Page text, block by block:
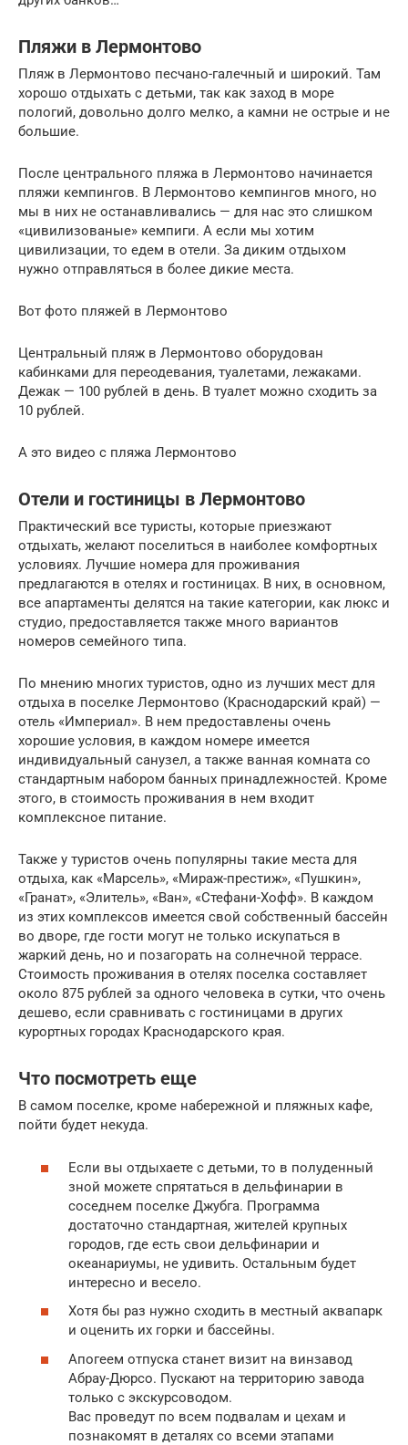
Пляжи в Лермонтово
Пляж в Лермонтово песчано-галечный и широкий. Там
хорошо отдыхать с детьми, так как заход в море
пологий, довольно долго мелко, а камни не острые и не
большие.
После центрального пляжа в Лермонтово начинается
пляжи кемпингов. В Лермонтово кемпингов много, но
мы в них не останавливались — для нас это слишком
«цивилизованые» кемпиги. А если мы хотим
цивилизации, то едем в отели. За диким отдыхом
нужно отправляться в более дикие места.
Вот фото пляжей в Лермонтово
Центральный пляж в Лермонтово оборудован
кабинками для переодевания, туалетами, лежаками.
Дежак — 100 рублей в день. В туалет можно сходить за
10 рублей.
А это видео с пляжа Лермонтово
Отели и гостиницы в Лермонтово
Практический все туристы, которые приезжают
отдыхать, желают поселиться в наиболее комфортных
условиях. Лучшие номера для проживания
предлагаются в отелях и гостиницах. В них, в основном,
все апартаменты делятся на такие категории, как люкс и
студио, предоставляется также много вариантов
номеров семейного типа.
По мнению многих туристов, одно из лучших мест для
отдыха в поселке Лермонтово (Краснодарский край) —
отель «Империал». В нем предоставлены очень
хорошие условия, в каждом номере имеется
индивидуальный санузел, а также ванная комната со
стандартным набором банных принадлежностей. Кроме
этого, в стоимость проживания в нем входит
комплексное питание.
Также у туристов очень популярны такие места для
отдыха, как «Марсель», «Мираж-престиж», «Пушкин»,
«Гранат», «Элитель», «Ван», «Стефани-Хофф». В каждом
из этих комплексов имеется свой собственный бассейн
во дворе, где гости могут не только искупаться в
жаркий день, но и позагорать на солнечной террасе.
Стоимость проживания в отелях поселка составляет
около 875 рублей за одного человека в сутки, что очень
дешево, если сравнивать с гостиницами в других
курортных городах Краснодарского края.
Что посмотреть еще
В самом поселке, кроме набережной и пляжных кафе,
пойти будет некуда.
Если вы отдыхаете с детьми, то в полуденный
зной можете спрятаться в дельфинарии в
соседнем поселке Джубга. Программа
достаточно стандартная, жителей крупных
городов, где есть свои дельфинарии и
океанариумы, не удивить. Остальным будет
интересно и весело.
Хотя бы раз нужно сходить в местный аквапарк
и оценить их горки и бассейны.
Апогеем отпуска станет визит на винзавод
Абрау-Дюрсо. Пускают на территорию завода
только с экскурсоводом.
Вас проведут по всем подвалам и цехам и
познакомят в деталях со всеми этапами